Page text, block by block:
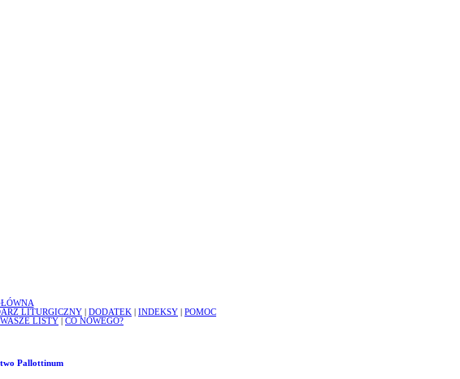
LITURGICZNY DODATEK INDEKSY
POMOC
WASZE LISTY CO NOWEGO?
Pallottinum